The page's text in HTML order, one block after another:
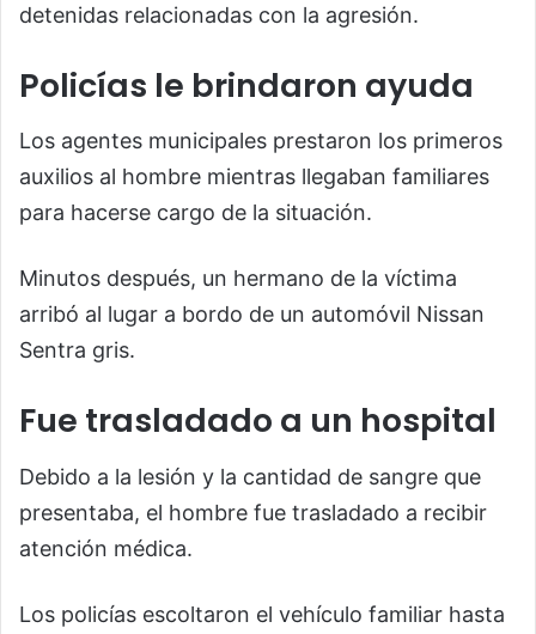
detenidas relacionadas con la agresión.
Policías le brindaron ayuda
Los agentes municipales prestaron los primeros
auxilios al hombre mientras llegaban familiares
para hacerse cargo de la situación.
Minutos después, un hermano de la víctima
arribó al lugar a bordo de un automóvil Nissan
Sentra gris.
Fue trasladado a un hospital
Debido a la lesión y la cantidad de sangre que
presentaba, el hombre fue trasladado a recibir
atención médica.
Los policías escoltaron el vehículo familiar hasta